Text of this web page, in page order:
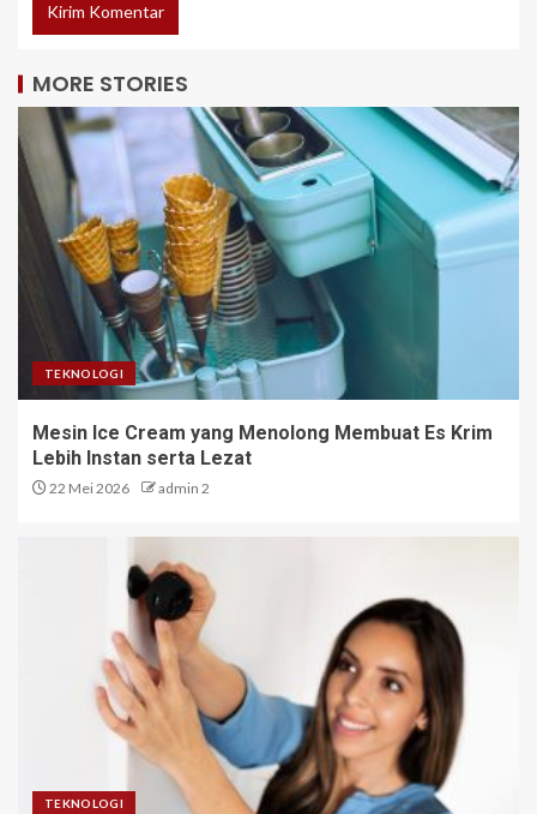
MORE STORIES
TEKNOLOGI
Mesin Ice Cream yang Menolong Membuat Es Krim
Lebih Instan serta Lezat
22 Mei 2026 admin 2
TEKNOLOGI